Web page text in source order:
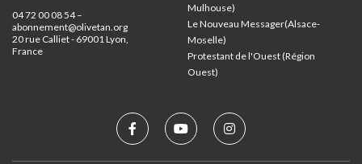
04 72 00 08 54 –
abonnement@olivetan.org
20 rue Calliet - 69001 Lyon,
France
Mulhouse)
Le Nouveau Messager(Alsace-
Moselle)
Protestant de l'Ouest (Région
Ouest)